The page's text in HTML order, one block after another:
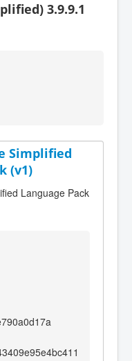
3.9.9.1
Simplified
(v1)
Language Pack